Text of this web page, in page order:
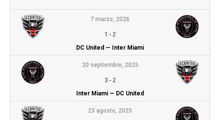
7 marzo, 2026
1 - 2
DC United — Inter Miami
20 septiembre, 2025
3 - 2
Inter Miami — DC United
23 agosto, 2025